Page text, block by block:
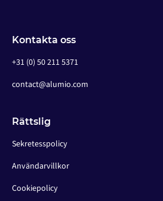
Kontakta oss
+31 (0) 50 211 5371
contact@alumio.com
Rättslig
Sekretesspolicy
Användarvillkor
Cookiepolicy